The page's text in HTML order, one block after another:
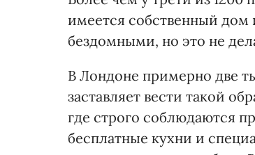
имеется собственный дом
бездомными, но это не
В Лондоне примерно две
заставляет вести такой
где строго соблюдаются
бесплатные кухни и